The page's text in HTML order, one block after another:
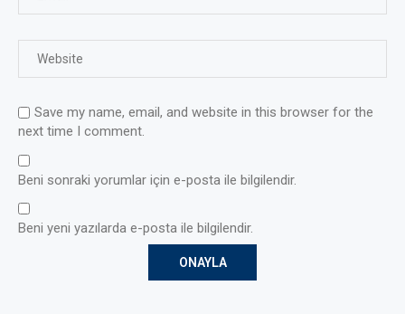
Save my name, email, and website in this browser for the
next time I comment.
Beni sonraki yorumlar için e-posta ile bilgilendir.
Beni yeni yazılarda e-posta ile bilgilendir.